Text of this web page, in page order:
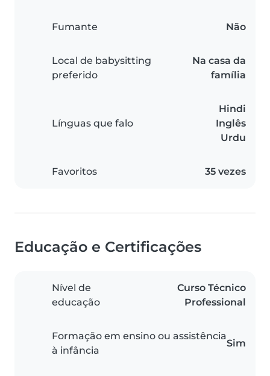
Fumante Não
Local de babysitting
preferido
Na casa da
família
Línguas que falo
Hindi
Inglês
Urdu
Favoritos 35 vezes
Educação e Certificações
Nível de
educação
Curso Técnico
Professional
Formação em ensino ou assistência
à infância
Sim